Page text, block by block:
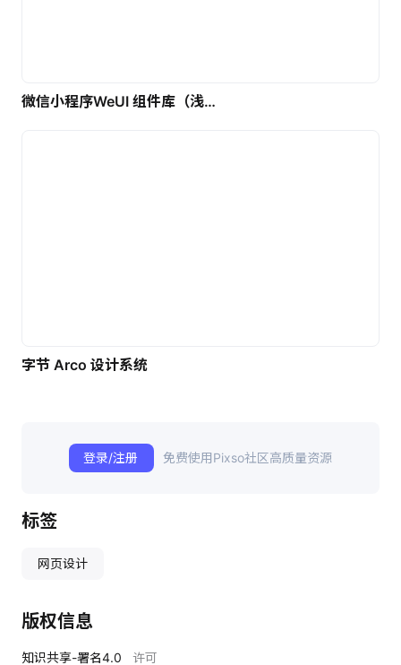
微信小程序WeUI 组件库（浅色）| 免费UI设计素材
字节 Arco 设计系统
登录/注册 免费使用Pixso社区高质量资源
标签
网页设计
版权信息
知识共享-署名4.0 许可